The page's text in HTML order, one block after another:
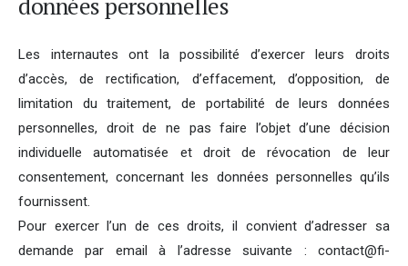
Les internautes ont la possibilité d’exercer leurs droits
d’accès, de rectification, d’effacement, d’opposition, de
limitation du traitement, de portabilité de leurs données
personnelles, droit de ne pas faire l’objet d’une décision
individuelle automatisée et droit de révocation de leur
consentement, concernant les données personnelles qu’ils
fournissent.
Pour exercer l’un de ces droits, il convient d’adresser sa
demande par email à l’adresse suivante : contact@fi-